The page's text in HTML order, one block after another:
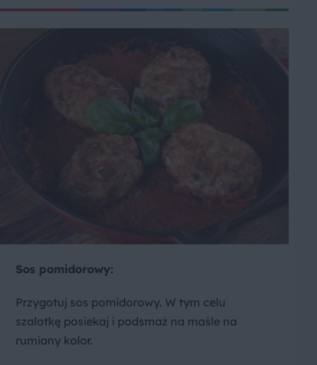
Sos pomidorowy:
Przygotuj sos pomidorowy. W tym celu
szalotkę posiekaj i podsmaż na maśle na
rumiany kolor.